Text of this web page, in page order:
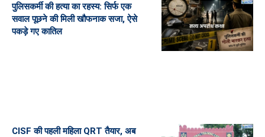
पुलिसकर्मी की हत्या का रहस्य: सिर्फ एक
सवाल पूछने की मिली खौफनाक सजा, ऐसे
पकड़े गए कातिल
CISF की पहली महिला QRT तैयार, अब